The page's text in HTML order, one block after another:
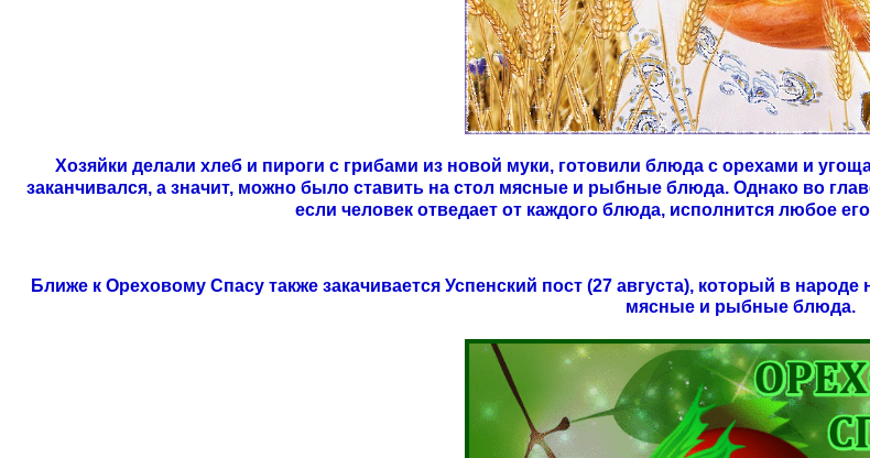
Хозяйки делали хлеб и пироги с грибами из новой муки, готовили блюда с орехами и
заканчивался, а значит, можно было ставить на стол мясные и рыбные блюда. Однако во
если человек отведает от каждого блюда, исполнится любое
Ближе к Ореховому Спасу также закачивается Успенский пост (27 августа), который в
мясные и рыбные блюда.